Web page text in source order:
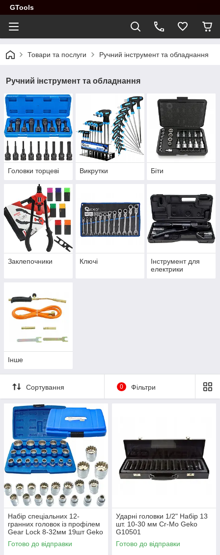
GTools
Товари та послуги Ручний інструмент та обладнання
Ручний інструмент та обладнання
Головки торцеві Викрутки Біти
Заклепочники Ключі
Інструмент для
електрики
Інше
Сортування 0 Фільтри
Набір спеціальних 12-
гранних головок із профілем
Gear Lock 8-32мм 19шт Geko
G13546
Готово до відправки
Ударні головки 1/2" Набір 13
шт. 10-30 мм Cr-Mo Geko
G10501
Готово до відправки